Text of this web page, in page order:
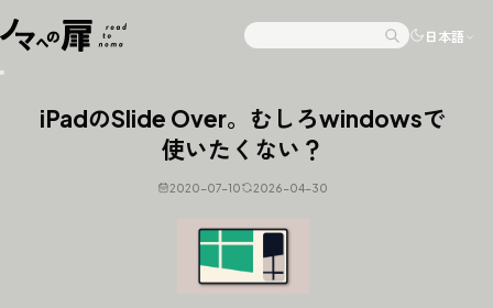
Search
日本語
iPadのSlide Over。むしろwindowsで
使いたくない？
2020-07-10 2026-04-30